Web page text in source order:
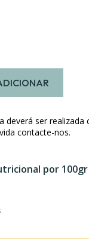
deverá ser
contacte-nos.
por 100gr